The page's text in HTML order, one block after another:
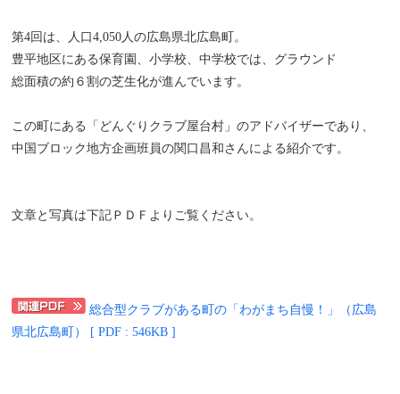
第4回は、人口4,050人の広島県北広島町。
豊平地区にある保育園、小学校、中学校では、グラウンド
総面積の約６割の芝生化が進んでいます。
この町にある「どんぐりクラブ屋台村」のアドバイザーであり、
中国ブロック地方企画班員の関口昌和さんによる紹介です。
文章と写真は下記ＰＤＦよりご覧ください。
総合型クラブがある町の「わがまち自慢！」（広島
県北広島町） [ PDF : 546KB ]